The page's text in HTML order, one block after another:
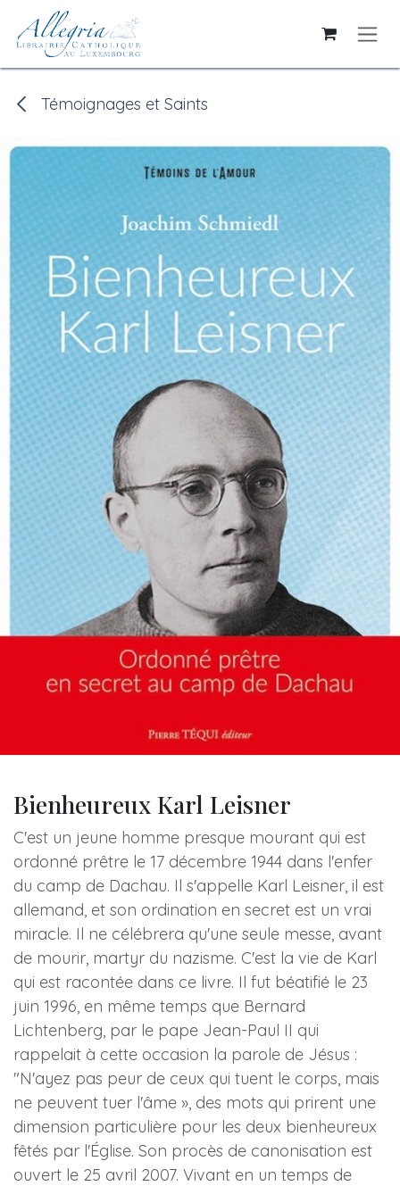
Se rendre au contenu
Témoignages et Saints
Bienheureux Karl Leisner
C'est un jeune homme presque mourant qui est
ordonné prêtre le 17 décembre 1944 dans l'enfer
du camp de Dachau. Il s'appelle Karl Leisner, il est
allemand, et son ordination en secret est un vrai
miracle. Il ne célébrera qu'une seule messe, avant
de mourir, martyr du nazisme. C'est la vie de Karl
qui est racontée dans ce livre. Il fut béatifié le 23
juin 1996, en même temps que Bernard
Lichtenberg, par le pape Jean-Paul II qui
rappelait à cette occasion la parole de Jésus :
"N'ayez pas peur de ceux qui tuent le corps, mais
ne peuvent tuer l'âme », des mots qui prirent une
dimension particulière pour les deux bienheureux
fêtés par l'Église. Son procès de canonisation est
ouvert le 25 avril 2007. Vivant en un temps de